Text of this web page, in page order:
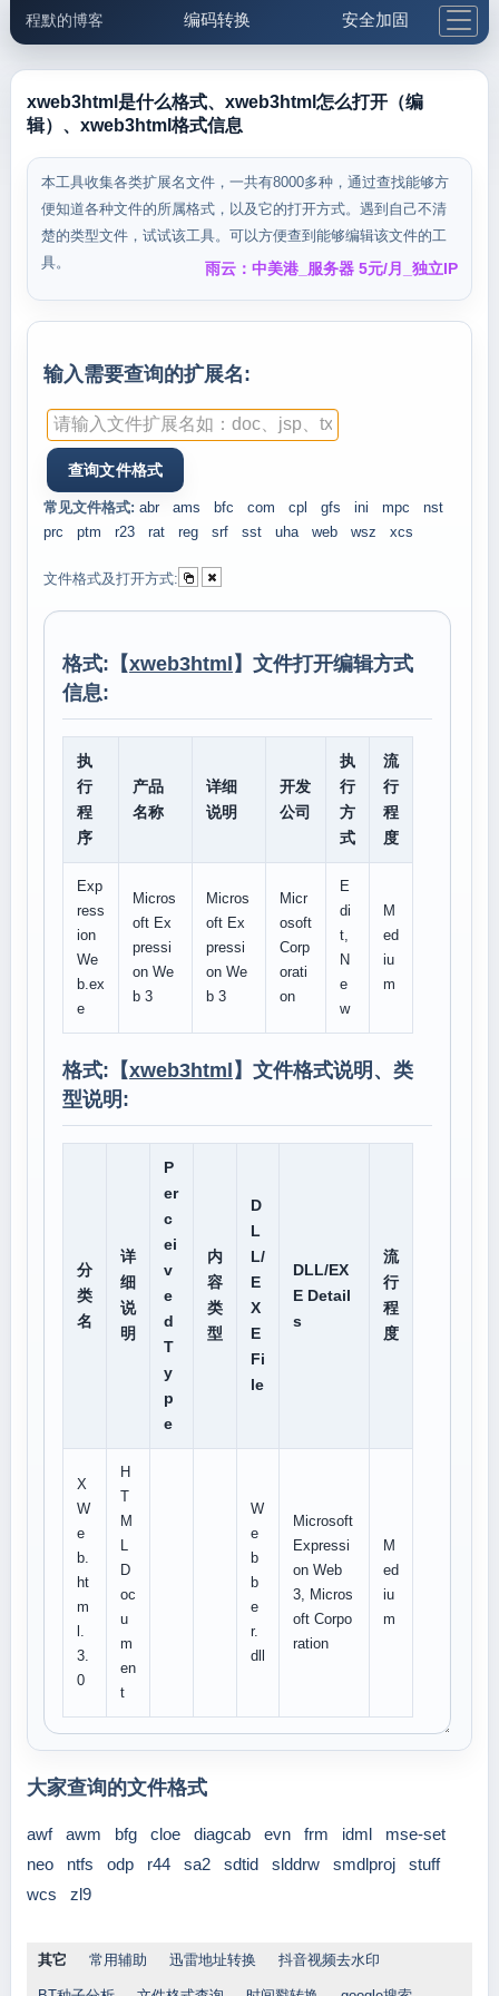
程默的博客 编码转换 安全加固
邮件工具 生活便民 更多工具
5.1支付宝大红包
xweb3html是什么格式、xweb3html怎么打开（编
辑）、xweb3html格式信息
本工具收集各类扩展名文件，一共有8000多种，通过查找能够方
便知道各种文件的所属格式，以及它的打开方式。遇到自己不清
楚的类型文件，试试该工具。可以方便查到能够编辑该文件的工
具。
雨云：中美港_服务器 5元/月_独立IP
输入需要查询的扩展名:
常见文件格式: abr ams bfc com cpl gfs ini mpc
nst
prc
ptm r23 rat reg srf sst uha web wsz xcs
文件格式及打开方式:
格式:【xweb3html 】文件打开编辑方式
信息:
执
行
程
序
产品
名称
详细
说明
开发
公司
执
行
方
式
流
行
程
度
Exp
ress
ion
We
b.ex
e
Micros
oft Ex
pressi
on We
b 3
Micros
oft Ex
pressi
on We
b 3
Micr
osoft
Corp
orati
on
E
di
t,
N
e
w
M
ed
iu
m
格式:【xweb3html 】文件格式说明、类
型说明:
分
类
名
详
细
说
明
P
er
c
ei
v
e
d
T
y
p
e
内
容
类
型
D
L
L/
E
X
E
Fi
le
DLL/EX
E Detail
s
流
行
程
度
X
W
e
b.
ht
m
l.
3.
0
H
T
M
L
D
oc
u
m
en
t
W
e
b
b
e
r.
dll
Microsoft
Expressi
on Web
3, Micros
oft Corpo
ration
M
ed
iu
m
大家查询的文件格式
awf awm bfg cloe diagcab evn frm idml
mse-set
neo
ntfs odp r44 sa2 sdtid slddrw smdlproj
stuff
wcs
zl9
其它 常用辅助 迅雷地址转换 抖音视频去水印